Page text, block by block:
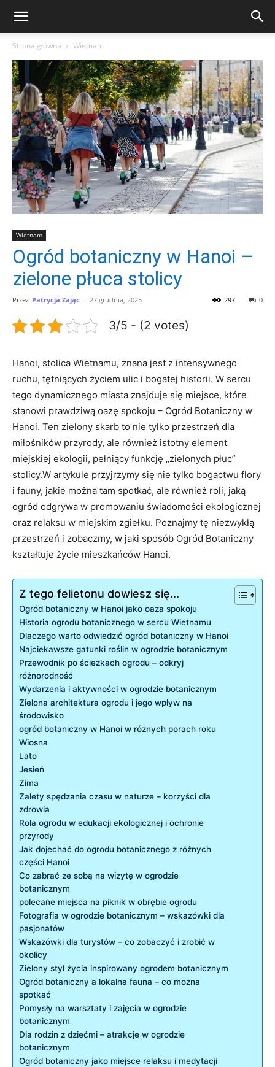
Strona główna Wietnam
Wietnam
Ogród botaniczny w Hanoi –
zielone płuca stolicy
Przez Patrycja Zając - 27 grudnia, 2025 0
297
3/5 - (2 votes)
Hanoi, stolica Wietnamu, znana jest z intensywnego
ruchu, tętniących życiem ulic i bogatej historii. W sercu
tego dynamicznego miasta znajduje się miejsce, które
stanowi prawdziwą oazę spokoju – Ogród Botaniczny w
Hanoi. Ten zielony skarb to nie tylko przestrzeń dla
miłośników przyrody, ale również istotny element
miejskiej ekologii, pełniący funkcję „zielonych płuc”
stolicy.W artykule przyjrzymy się nie tylko bogactwu flory
i fauny, jakie można tam spotkać, ale również roli, jaką
ogród odgrywa w promowaniu świadomości ekologicznej
oraz relaksu w miejskim zgiełku. Poznajmy tę niezwykłą
przestrzeń i zobaczmy, w jaki sposób Ogród Botaniczny
kształtuje życie mieszkańców Hanoi.
Z tego felietonu dowiesz się...
Ogród botaniczny w Hanoi jako oaza spokoju
Historia ogrodu botanicznego w sercu Wietnamu
Dlaczego warto odwiedzić ogród botaniczny w Hanoi
Najciekawsze gatunki roślin w ogrodzie botanicznym
Przewodnik po ścieżkach ogrodu – odkryj
różnorodność
Wydarzenia i aktywności w ogrodzie botanicznym
Zielona architektura ogrodu i jego wpływ na
środowisko
ogród botaniczny w Hanoi w różnych porach roku
Wiosna
Lato
Jesień
Zima
Zalety spędzania czasu w naturze – korzyści dla
zdrowia
Rola ogrodu w edukacji ekologicznej i ochronie
przyrody
Jak dojechać do ogrodu botanicznego z różnych
części Hanoi
Co zabrać ze sobą na wizytę w ogrodzie
botanicznym
polecane miejsca na piknik w obrębie ogrodu
Fotografia w ogrodzie botanicznym – wskazówki dla
pasjonatów
Wskazówki dla turystów – co zobaczyć i zrobić w
okolicy
Zielony styl życia inspirowany ogrodem botanicznym
Ogród botaniczny a lokalna fauna – co można
spotkać
Pomysły na warsztaty i zajęcia w ogrodzie
botanicznym
Dla rodzin z dziećmi – atrakcje w ogrodzie
botanicznym
Ogród botaniczny jako miejsce relaksu i medytacji